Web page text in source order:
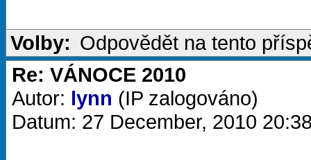
Volby: Odpovědět na tento
Re: VÁNOCE 2010
Autor: lynn (IP zalogováno)
Datum: 27 December, 2010